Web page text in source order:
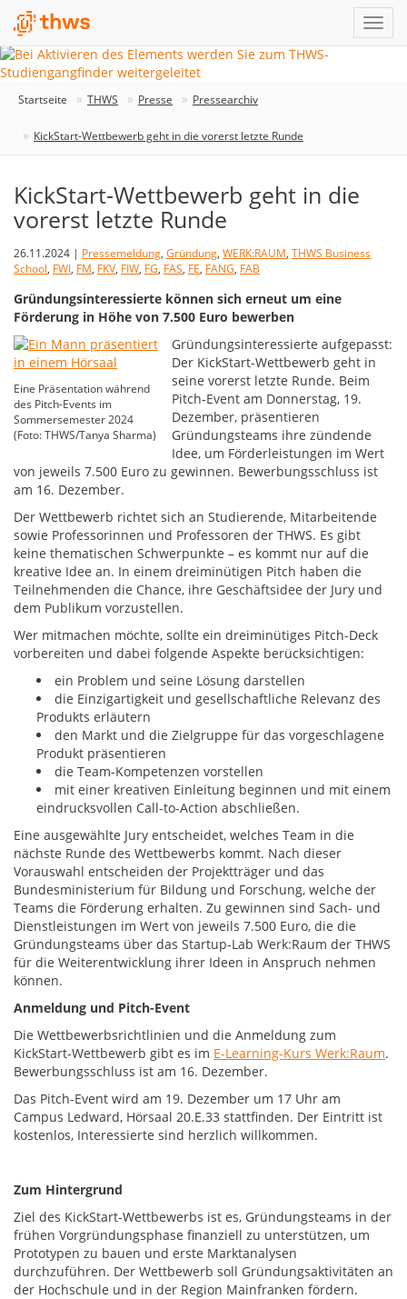
Startseite THWS Presse Pressearchiv
KickStart-Wettbewerb geht in die vorerst letzte Runde
KickStart-Wettbewerb geht in die
vorerst letzte Runde
26.11.2024 | Pressemeldung, Gründung, WERK:RAUM, THWS Business
School, FWI, FM, FKV, FIW, FG, FAS, FE, FANG, FAB
Gründungsinteressierte können sich erneut um eine
Förderung in Höhe von 7.500 Euro bewerben
Eine Präsentation während
des Pitch-Events im
Sommersemester 2024
(Foto: THWS/Tanya Sharma)
Gründungsinteressierte aufgepasst:
Der KickStart-Wettbewerb geht in
seine vorerst letzte Runde. Beim
Pitch-Event am Donnerstag, 19.
Dezember, präsentieren
Gründungsteams ihre zündende
Idee, um Förderleistungen im Wert
von jeweils 7.500 Euro zu gewinnen. Bewerbungsschluss ist
am 16. Dezember.
Der Wettbewerb richtet sich an Studierende, Mitarbeitende
sowie Professorinnen und Professoren der THWS. Es gibt
keine thematischen Schwerpunkte – es kommt nur auf die
kreative Idee an. In einem dreiminütigen Pitch haben die
Teilnehmenden die Chance, ihre Geschäftsidee der Jury und
dem Publikum vorzustellen.
Wer mitmachen möchte, sollte ein dreiminütiges Pitch-Deck
vorbereiten und dabei folgende Aspekte berücksichtigen:
ein Problem und seine Lösung darstellen
die Einzigartigkeit und gesellschaftliche Relevanz des
Produkts erläutern
den Markt und die Zielgruppe für das vorgeschlagene
Produkt präsentieren
die Team-Kompetenzen vorstellen
mit einer kreativen Einleitung beginnen und mit einem
eindrucksvollen Call-to-Action abschließen.
Eine ausgewählte Jury entscheidet, welches Team in die
nächste Runde des Wettbewerbs kommt. Nach dieser
Vorauswahl entscheiden der Projektträger und das
Bundesministerium für Bildung und Forschung, welche der
Teams die Förderung erhalten. Zu gewinnen sind Sach- und
Dienstleistungen im Wert von jeweils 7.500 Euro, die die
Gründungsteams über das Startup-Lab Werk:Raum der THWS
für die Weiterentwicklung ihrer Ideen in Anspruch nehmen
können.
Anmeldung und Pitch-Event
Die Wettbewerbsrichtlinien und die Anmeldung zum
KickStart-Wettbewerb gibt es im E-Learning-Kurs Werk:Raum.
Bewerbungsschluss ist am 16. Dezember.
Das Pitch-Event wird am 19. Dezember um 17 Uhr am
Campus Ledward, Hörsaal 20.E.33 stattfinden. Der Eintritt ist
kostenlos, Interessierte sind herzlich willkommen.
Zum Hintergrund
Ziel des KickStart-Wettbewerbs ist es, Gründungsteams in der
frühen Vorgründungsphase finanziell zu unterstützen, um
Prototypen zu bauen und erste Marktanalysen
durchzuführen. Der Wettbewerb soll Gründungsaktivitäten an
der Hochschule und in der Region Mainfranken fördern.